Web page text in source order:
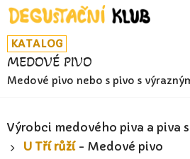
KATALOG
MEDOVÉ PIVO
Medové pivo nebo s pivo s
Výrobci medového piva a piva s
U Tří růží- Medové pivo